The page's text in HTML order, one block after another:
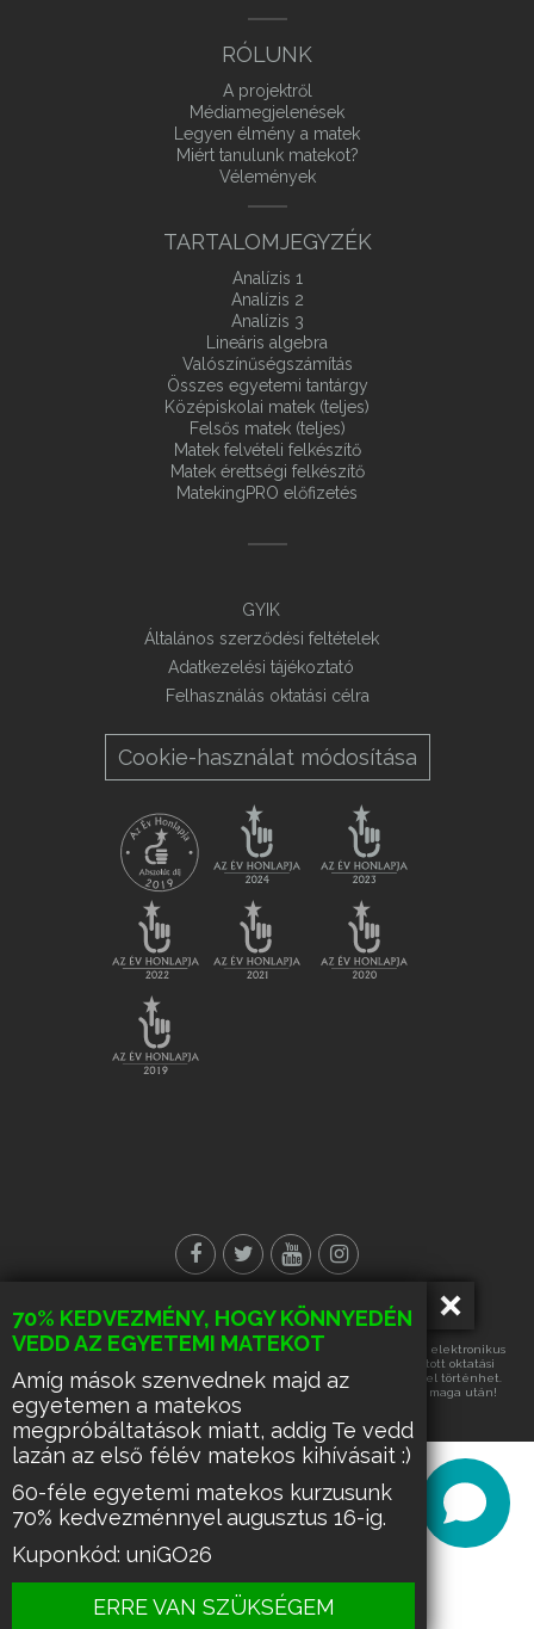
70% KEDVEZMÉNY, HOGY KÖNNYEDÉN
VEDD AZ EGYETEMI MATEKOT
Amíg mások szenvednek majd az
egyetemen a matekos
megpróbáltatások miatt, addig Te vedd
lazán az első félév matekos kihívásait :)
60-féle egyetemi matekos kurzusunk
70% kedvezménnyel augusztus 16-ig.
Kuponkód: uniGO26
ERRE VAN SZÜKSÉGEM
RÓLUNK
A projektről
Médiamegjelenések
Legyen élmény a matek
Miért tanulunk matekot?
Vélemények
TARTALOMJEGYZÉK
Analízis 1
Analízis 2
Analízis 3
Lineáris algebra
Valószínűségszámítás
Összes egyetemi tantárgy
Középiskolai matek (teljes)
Felsős matek (teljes)
Matek felvételi felkészítő
Matek érettségi felkészítő
MatekingPRO előfizetés
GYIK
Általános szerződési feltételek
Adatkezelési tájékoztató
Felhasználás oktatási célra
Cookie-használat módosítása
© Minden jog fenntartva!
Az oldalon található tartalmak részének vagy egészének másolása, elektronikus
úton történő tárolása vagy továbbítása, harmadik fél számára nyújtott oktatási
célra való hasznosítása kizárólag az üzemeltető írásos engedélyével történhet.
Ennek hiányában a felsorolt tevékenységek űzése büntetést von maga után!